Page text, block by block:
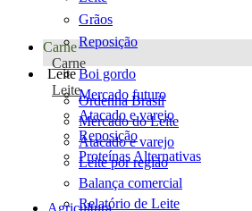
Grãos
Reposição
Carne
Carne
Boi gordo
Mercado futuro
Atacado e varejo
Reposição
Proteínas Alternativas
Leite
Leite
Ordenha Brasil
Mercado do Leite
Atacado e varejo
Leite por região
Balança comercial
Relatório de Leite
Agricultura